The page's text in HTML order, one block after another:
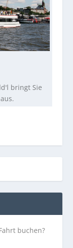
bringt Sie
buchen?